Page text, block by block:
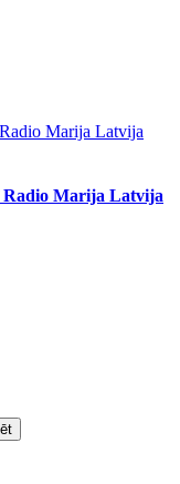
Radio Marija Latvija